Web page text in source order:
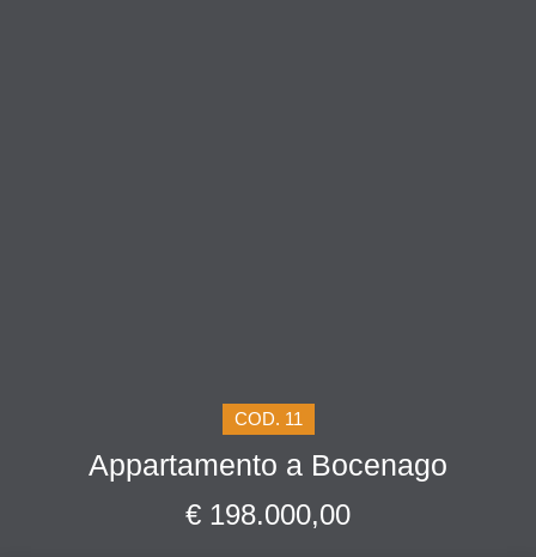
COD. 11
Appartamento a Bocenago
€ 198.000,00